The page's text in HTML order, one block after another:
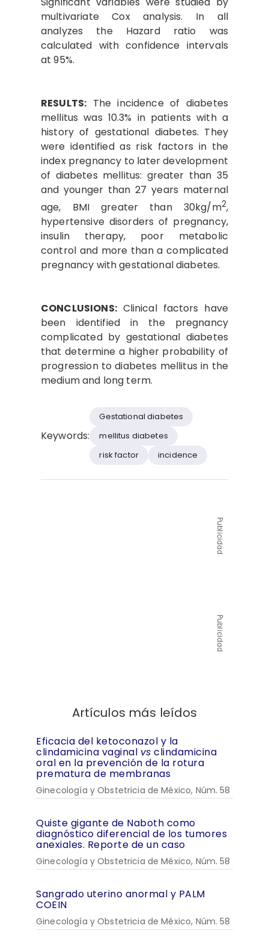
multivariate Cox analysis. In all
analyzes the Hazard ratio was
calculated with confidence intervals
at 95%.
RESULTS: The incidence of diabetes
mellitus was 10.3% in patients with a
history of gestational diabetes. They
were identified as risk factors in the
index pregnancy to later development
of diabetes mellitus: greater than 35
and younger than 27 years maternal
age, BMI greater than 30kg/m2,
hypertensive disorders of pregnancy,
insulin therapy, poor metabolic
control and more than a complicated
pregnancy with gestational diabetes.
CONCLUSIONS:Clinical factors have
been identified in the pregnancy
complicated by gestational diabetes
that determine a higher probability of
progression to diabetes mellitus in the
medium and long term.
Keywords:
Gestational diabetes
mellitus diabetes
risk factor
incidence
Publicidad
Publicidad
Artículos más leídos
Eficacia del ketoconazol y la
clindamicina vaginal vs clindamicina
oral en la prevención de la rotura
prematura de membranas
Ginecología y Obstetricia de México, Núm. 58
Quiste gigante de Naboth como
diagnóstico diferencial de los tumores
anexiales. Reporte de un caso
Ginecología y Obstetricia de México, Núm. 58
Sangrado uterino anormal y PALM
COEIN
Ginecología y Obstetricia de México, Núm. 58